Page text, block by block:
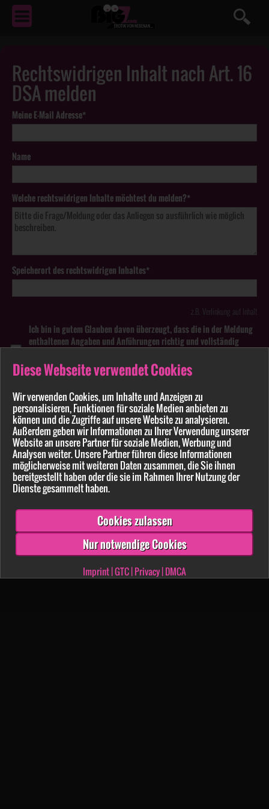
Diese Webseite verwendet Cookies
Wir verwenden Cookies, um Inhalte und Anzeigen zu
personalisieren, Funktionen für soziale Medien anbieten zu
können und die Zugriffe auf unsere Website zu analysieren.
Außerdem geben wir Informationen zu Ihrer Verwendung unserer
Website an unsere Partner für soziale Medien, Werbung und
Analysen weiter. Unsere Partner führen diese Informationen
möglicherweise mit weiteren Daten zusammen, die Sie ihnen
bereitgestellt haben oder die sie im Rahmen Ihrer Nutzung der
Dienste gesammelt haben.
Cookies zulassen
Nur notwendige Cookies
Imprint|GTC|Privacy|DMCA
EROTIKVON NEBENAN ...
Rechtswidrigen Inhalt nach Art. 16
DSA melden
Meine E-Mail Adresse*
Name
Welche rechtswidrigen Inhalte möchtest du melden?*
Speicherort des rechtswidrigen Inhaltes*
z.B. Verlinkung auf Inhalt
Ich bin in gutem Glauben davon überzeugt, dass die in der Meldung
enthaltenen Angaben und Anführungen richtig und vollständig
rechtswidrigen Inhalten können strafbar sein.
Pflichtfelder sind mit * markiert
Bitte beachten Sie unsereDatenschutzerklärung.